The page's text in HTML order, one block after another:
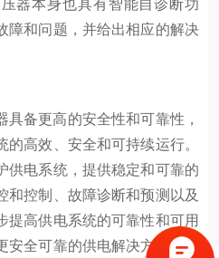
障和问题，并给出相应的解决
备更高的安全性和可靠性，
高效、安全和可持续运行。
供电系统，提供稳定和可靠的
和控制、故障诊断和预测以及
提高供电系统的可靠性和可用
全可靠的供电解决方案，智